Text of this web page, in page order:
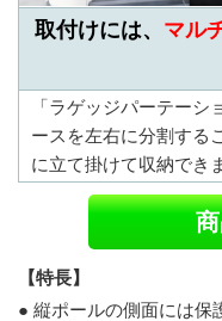
取付けには、 マル
「ラゲッジパーテー
ースを左右に分割する
に立て掛けて収納でき
【特長】
● 縦ポールの側面には保